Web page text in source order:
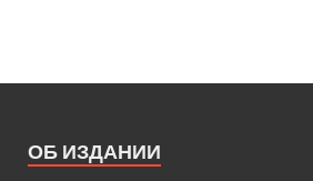
ОБ ИЗДАНИИ